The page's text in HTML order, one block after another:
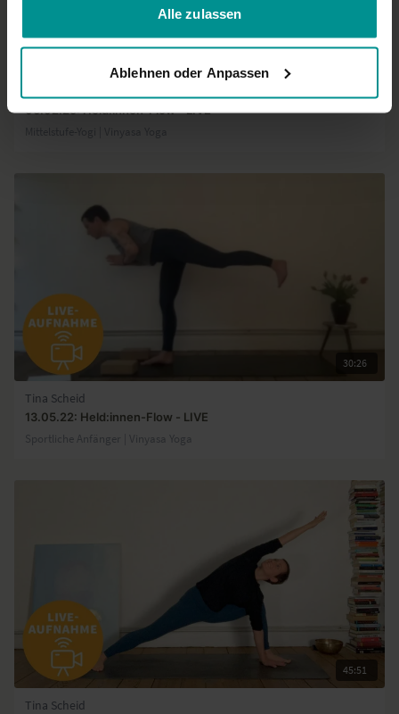
Alle zulassen
Ablehnen oder Anpassen
06.02.25: Held:innen-Flow - LIVE
30:26
Tina Scheid
13.05.22: Held:innen-Flow - LIVE
Sportliche Anfänger | Vinyasa Yoga
45:51
Tina Scheid